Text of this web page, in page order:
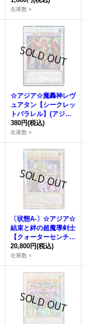
{アジアINFO-JP040}
《シンクロ》
在庫数 ×
☆アジア☆魔轟神レヴ
ュアタン【シークレッ
トパラレル】{アジアT
W02-JP021}《シンク
ロ》
380円(税込)
在庫数 ×
〔状態A-〕☆アジア☆
結束と絆の超魔導剣士
【クォーターセンチュ
リーシークレット】
{アジアSUDA-JP000}
《シンクロ》
20,800円(税込)
在庫数 ×